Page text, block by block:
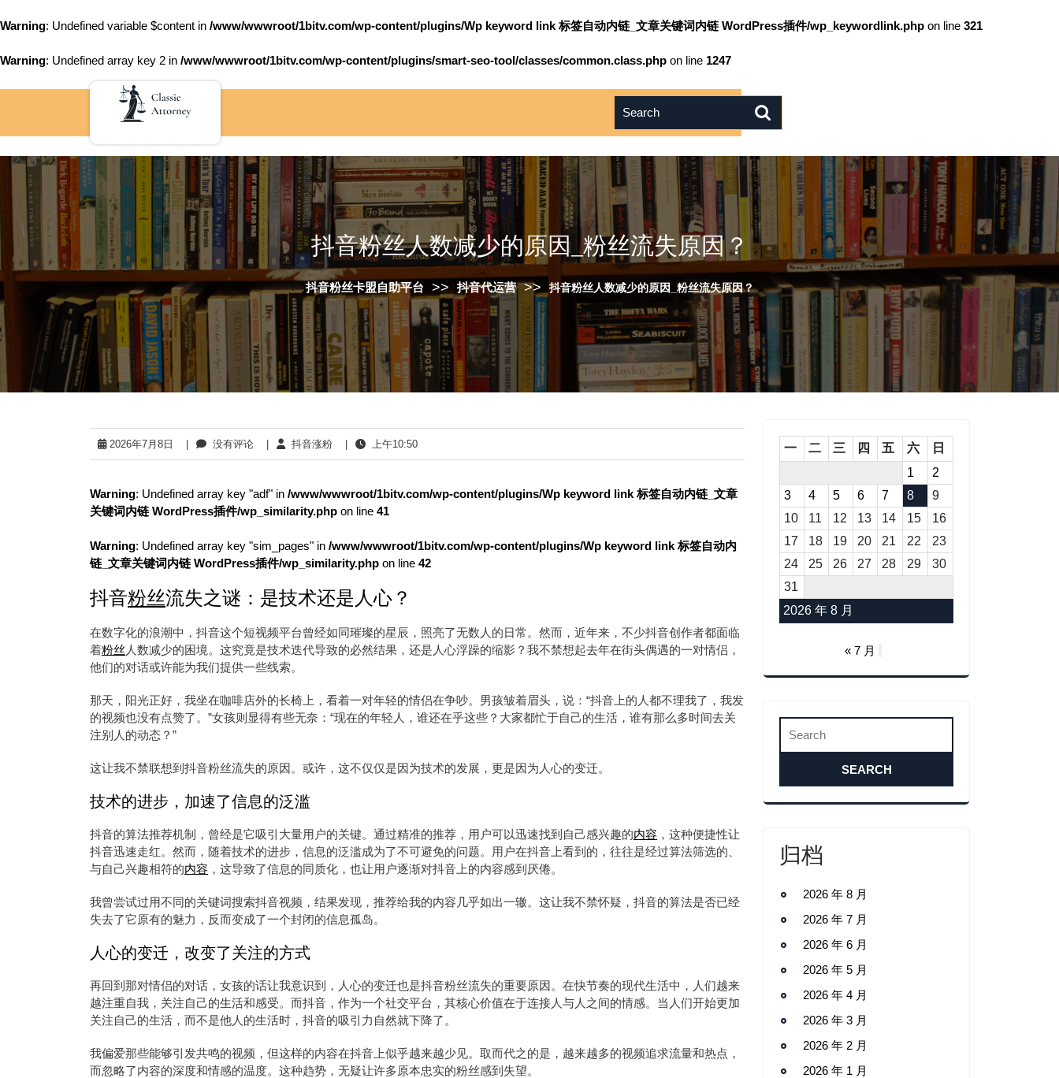
Warning: Undefined variable $content in /www/wwwroot/1bitv.com/wp-content/plugins/Wp keyword link 标签自动内链_文章关键词内链 WordPress插件/wp_keywordlink.php on line 321
Warning: Undefined array key 2 in /www/wwwroot/1bitv.com/wp-content/plugins/smart-seo-tool/classes/common.class.php on line 1247
抖音粉丝人数减少的原因_粉丝流失原因？
抖音粉丝卡盟自助平台 >> 抖音代运营 >> 抖音粉丝人数减少的原因_粉丝流失原因？
2026年7月8日 没有评论 抖音涨粉 上午10:50
Warning: Undefined array key "adf" in /www/wwwroot/1bitv.com/wp-content/plugins/Wp keyword link 标签自动内链_文章
关键词内链 WordPress插件/wp_similarity.php on line 41
Warning: Undefined array key "sim_pages" in /www/wwwroot/1bitv.com/wp-content/plugins/Wp keyword link 标签自动内
链_文章关键词内链 WordPress插件/wp_similarity.php on line 42
抖音粉丝流失之谜：是技术还是人心？
在数字化的浪潮中，抖音这个短视频平台曾经如同璀璨的星辰，照亮了无数人的日常。然而，近年来，不少抖音创作者都面临
着粉丝 人数减少的困境。这究竟是技术迭代导致的必然结果，还是人心浮躁的缩影？我不禁想起去年在街头偶遇的一对情侣，
他们的对话或许能为我们提供一些线索。
那天，阳光正好，我坐在咖啡店外的长椅上，看着一对年轻的情侣在争吵。男孩皱着眉头，说：“抖音上的人都不理我了，我发
的视频也没有点赞了。”女孩则显得有些无奈：“现在的年轻人，谁还在乎这些？大家都忙于自己的生活，谁有那么多时间去关
注别人的动态？”
这让我不禁联想到抖音粉丝流失的原因。或许，这不仅仅是因为技术的发展，更是因为人心的变迁。
技术的进步，加速了信息的泛滥
抖音的算法推荐机制，曾经是它吸引大量用户的关键。通过精准的推荐，用户可以迅速找到自己感兴趣的内容 ，这种便捷性让
抖音迅速走红。然而，随着技术的进步，信息的泛滥成为了不可避免的问题。用户在抖音上看到的，往往是经过算法筛选的、
与自己兴趣相符的内容 ，这导致了信息的同质化，也让用户逐渐对抖音上的内容感到厌倦。
我曾尝试过用不同的关键词搜索抖音视频，结果发现，推荐给我的内容几乎如出一辙。这让我不禁怀疑，抖音的算法是否已经
失去了它原有的魅力，反而变成了一个封闭的信息孤岛。
人心的变迁，改变了关注的方式
再回到那对情侣的对话，女孩的话让我意识到，人心的变迁也是抖音粉丝流失的重要原因。在快节奏的现代生活中，人们越来
越注重自我，关注自己的生活和感受。而抖音，作为一个社交平台，其核心价值在于连接人与人之间的情感。当人们开始更加
关注自己的生活，而不是他人的生活时，抖音的吸引力自然就下降了。
我偏爱那些能够引发共鸣的视频，但这样的内容在抖音上似乎越来越少见。取而代之的是，越来越多的视频追求流量和热点，
而忽略了内容的深度和情感的温度。这种趋势，无疑让许多原本忠实的粉丝感到失望。
2026 年 8 月
一 二 三 四 五 六
日
1
2
3
4 5 6 7 8
9
10
11 12 13 14 15
16
17
18 19 20 21 22
23
24
25 26 27 28 29
30
31
« 7 月
归档
2026 年 8 月
2026 年 7 月
2026 年 6 月
2026 年 5 月
2026 年 4 月
2026 年 3 月
2026 年 2 月
2026 年 1 月